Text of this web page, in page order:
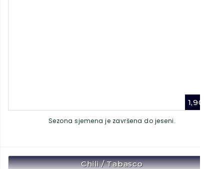
1,90
Sezona sjemena je završena do jeseni.
Chili / Tabasco